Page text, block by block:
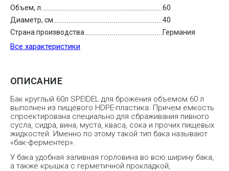
Все характеристики
Объем, л
60
Диаметр, см
40
Страна производства
Германия
ОПИСАНИЕ
Бак круглый 60л SPEIDEL для брожения объемом 60 л
выполнен из пищевого HDPE-пластика. Причем емкость
спроектирована специально для сбраживания пивного
сусла, сидра, вина, муста, кваса, сока и прочих пищевых
жидкостей. Именно по этому такой тип бака называют
«бак-ферментер».
У бака удобная заливная горловина во всю ширину бака,
а также крышка с герметичной прокладкой,